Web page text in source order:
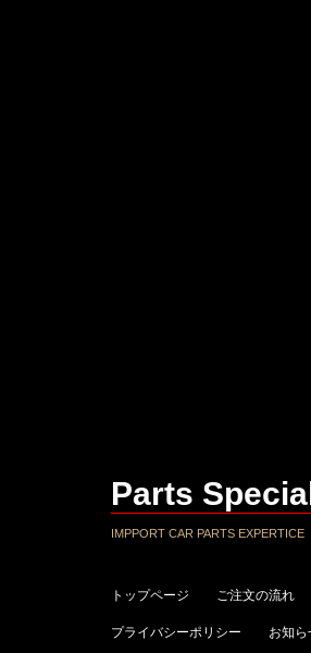
Parts
IMPPORT CAR PARTS EXPERTICE
トップページ ご注文の流れ
プライバシーポリシー お知ら